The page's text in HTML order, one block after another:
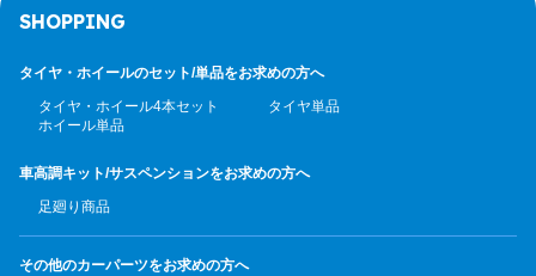
SHOPPING
タイヤ・ホイールのセット/単品をお求めの方へ
タイヤ・ホイール4本セット
タイヤ単品
ホイール単品
車高調キット/サスペンションをお求めの方へ
足廻り商品
その他のカーパーツをお求めの方へ